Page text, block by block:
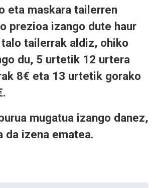
eta maskara tailerren
prezioa izango dute haur
tailerrak aldiz, ohiko
du, 5 urtetik 12 urtera
8€ eta 13 urtetik gorako
mugatua izango danez,
da izena ematea.